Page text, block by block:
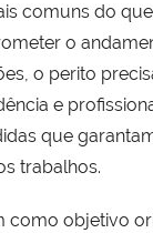
comuns do
o
o perito
e
que
trabalhos.
como objetivo